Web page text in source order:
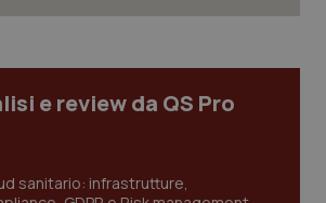
e review da QS Pro
sanitario: infrastrutture,
YouTube
5